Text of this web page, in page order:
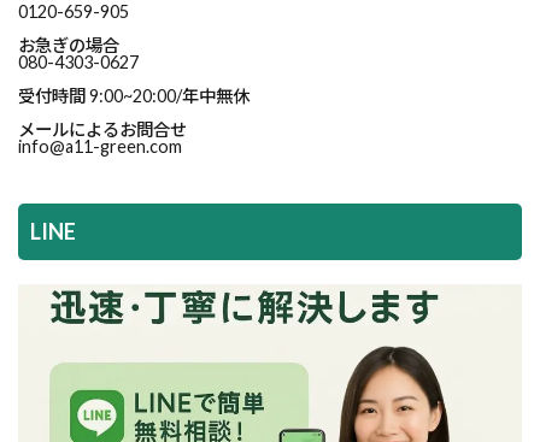
0120-659-905
お急ぎの場合
080-4303-0627
受付時間 9:00~20:00/年中無休
メールによるお問合せ
info@a11-green.com
LINE